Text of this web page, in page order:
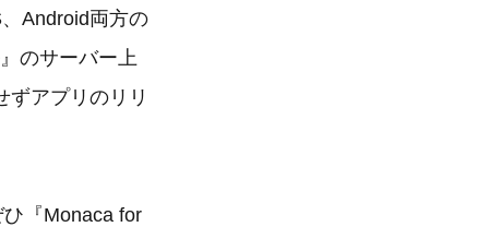
Android両方の
のサーバー上
ずアプリのリリ
『Monaca for